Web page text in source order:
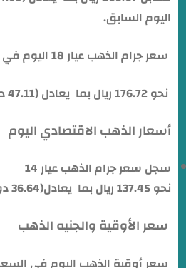
اليوم السابق.
سعر جرام الذهب عيار 18 اليوم في السعودية،
نحو 176.72 ريال بما يعادل (47.11 دولار).
أسعار الذهب الاقتصادي اليوم
سجل سعر جرام الذهب عيار 14
نحو 137.45 ريال بما يعادل(36.64 دولار).
سعر الأوقية والجنيه الذهب
سعر أوقية الذهب اليوم في